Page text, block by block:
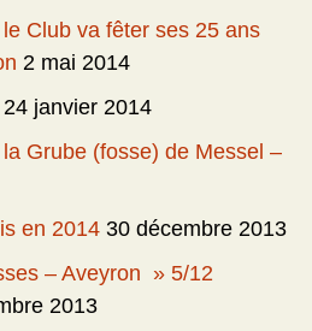
Club va fêter ses 25 ans
2 mai 2014
24 janvier 2014
Grube (fosse) de Messel –
en 2014 30 décembre 2013
– Aveyron » 5/12
2013